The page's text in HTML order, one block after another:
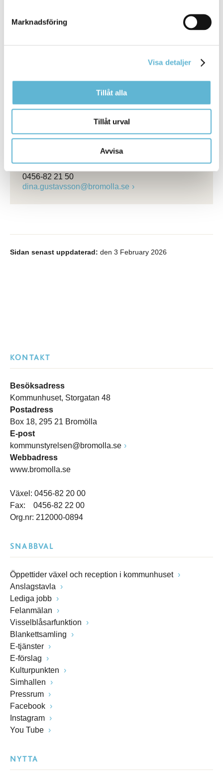
Marknadsföring
Visa detaljer
Tillåt alla
Tillåt urval
Avvisa
Storgatan 48 (kommunhuset i Bromölla)
bemanningsenheten@bromolla.se
Pauline Jaldeheim
Rekryteringsspecialist
pauline.jaldeheim@bromolla.se
Bemanningschef
0456-82 21 50
dina.gustavsson@bromolla.se
Sidan senast uppdaterad: den 3 February 2026
KONTAKT
Besöksadress
Kommunhuset, Storgatan 48
Postadress
Box 18, 295 21 Bromölla
E-post
kommunstyrelsen@bromolla.se
Webbadress
www.bromolla.se
Växel: 0456-82 20 00
Fax: 0456-82 22 00
Org.nr: 212000-0894
SNABBVAL
Öppettider växel och reception i kommunhuset
Anslagstavla
Lediga jobb
Felanmälan
Visselblåsarfunktion
Blankettsamling
E-tjänster
E-förslag
Kulturpunkten
Simhallen
Pressrum
Facebook
Instagram
You Tube
NYTTA